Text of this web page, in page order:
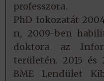
professzora.
PhD fokozatát
n, 2009-ben
doktora az
területén. 2015
BME Lendület